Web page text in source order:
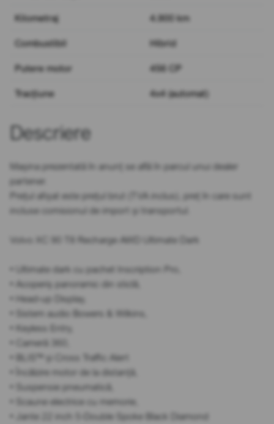
Kilometraj 4.900 km
Combustibil Hibrid
Putere motor 456 CP
Tracțiune 4x4 (automat)
Descriere
Mașina prezentată în anunț se află în parcul unui dealer
partener.
Prețul afișat este prețul brut (TVA inclus), preț în care sunt
incluse comisionul de import și transportul.
Volvo XC 90 T8 Recharge AWD Ultimate Dark
• Ultimate dark cu pachet Inscription Pro,
• Acoperiș panoramic din sticlă,
• Head-up Display,
• Sistem audio Bowers & Wilkins,
• Keyless Entry,
• Cameră 360,
• BLIS™ și Cross Traffic Alert
• Încălzire motor de la distanță,
• Suspensie pneumatică,
• Scaune electrice cu memorie,
• Jante 22 inch 5-Double Spoke Black Diamond